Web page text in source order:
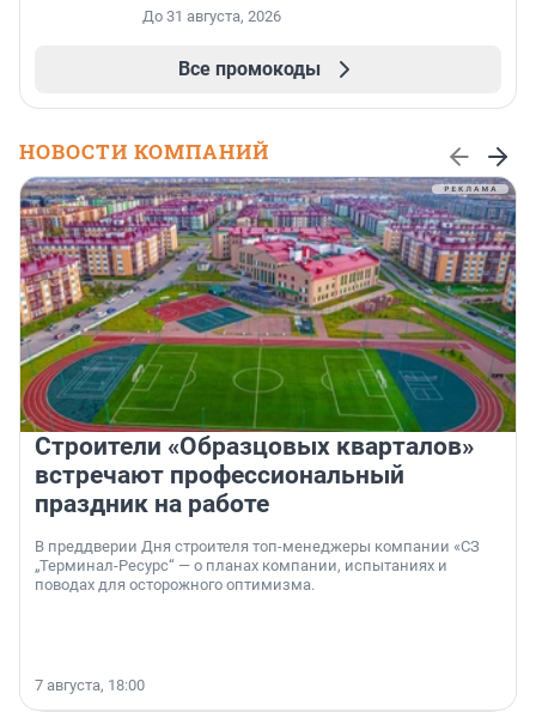
До 31 августа, 2026
Все промокоды
НОВОСТИ КОМПАНИЙ
Строители «Образцовых кварталов»
встречают профессиональный
праздник на работе
В преддверии Дня строителя топ-менеджеры компании «СЗ
„Терминал-Ресурс“ — о планах компании, испытаниях и
поводах для осторожного оптимизма.
7 августа, 18:00